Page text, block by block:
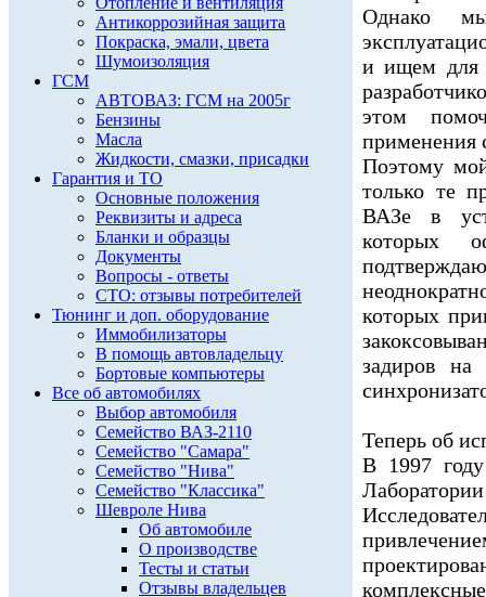
Антикоррозийная защита
Покраска, эмали, цвета
Шумоизоляция
ГСМ
АВТОВАЗ: ГСМ на 2005г
Бензины
Масла
Жидкости, смазки, присадки
Гарантия и ТО
Основные положения
Реквизиты и адреса
Бланки и образцы
Документы
Вопросы - ответы
СТО: отзывы потребителей
Тюнинг и доп. оборудование
Иммобилизаторы
В помощь автовладельцу
Бортовые компьютеры
Все об автомобилях
Выбор автомобиля
Семейство ВАЗ-2110
Семейство "Самара"
Семейство "Нива"
Семейство "Классика"
Шевроле Нива
Об автомобиле
О производстве
Тесты и статьи
Отзывы владельцев
Однако
и ищем для
этом
применения
Поэтому
только те
ВАЗе в
которых
которых
задиров на
Теперь об
В 1997